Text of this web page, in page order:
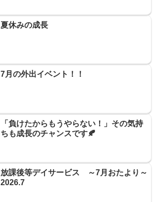
夏休みの成長
7月の外出イベント！！
「負けたからもうやらない！」その気持
ちも成長のチャンスです🍂
放課後等デイサービス ～7月おたより～
2026.7